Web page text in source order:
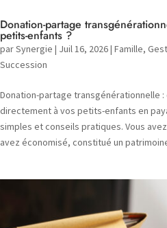
Donation-partage
petits-enfants ?
parSynergie | Juil 16, 2026| Famille,
Succession
Donation-partage transgénérationnelle
directement à vos petits-enfants en
simples et conseils pratiques. Vous
avez économisé, constitué un